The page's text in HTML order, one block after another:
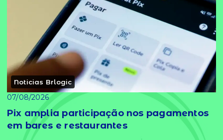
Noticias Brlogic
07/08/2026
Pix amplia participação nos pagamentos
em bares e restaurantes